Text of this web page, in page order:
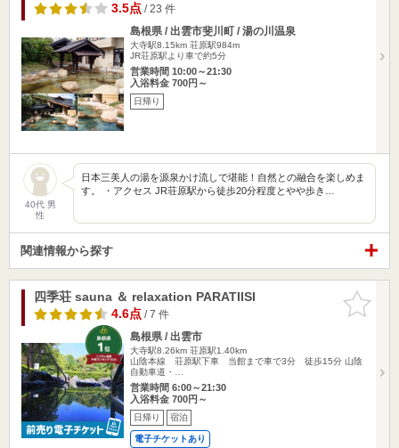
3.5点/ 23 件
島根県 / 出雲市斐川町 / 湯の川温泉
大寺駅8.15km 荘原駅984m
JR荘原駅より車で約5分
営業時間 10:00～21:30
入浴料金 700円～
日帰り
40代 男
性
日本三美人の湯を源泉かけ流しで堪能！自然との融合を楽しめま
す。 ・アクセス JR荘原駅から徒歩20分程度とやや歩き…
関連情報から探す
お気に入
りに追加
四季荘 sauna ＆ relaxation PARATIISI
4.6点/ 7 件
島根県 / 出雲市
大寺駅8.26km 荘原駅1.40km
山陰本線 荘原駅下車 当館まで車で3分 徒歩15分 山陰
自動車道・…
営業時間 6:00～21:30
入浴料金 700円～
日帰り 宿泊
電子チケットあり